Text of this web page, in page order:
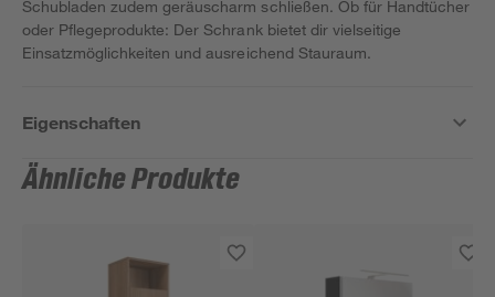
Schubladen zudem geräuscharm schließen. Ob für Handtücher
oder Pflegeprodukte: Der Schrank bietet dir vielseitige
Einsatzmöglichkeiten und ausreichend Stauraum.
Eigenschaften
Ähnliche Produkte